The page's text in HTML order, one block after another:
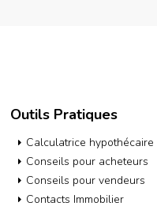
Outils Pratiques
Calculatrice hypothécaire
Conseils pour acheteurs
Conseils pour vendeurs
Contacts Immobilier